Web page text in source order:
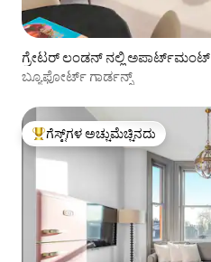
ಗ್ರೇಟರ್ ಲಂಡನ್ ನಲ್ಲಿ ಅಪಾರ್ಟ್‌ಮಂಟ್
ಬ್ಯೂಫೋರ್ಟ್ ಗಾರ್ಡನ್ಸ್
ಗೆಸ್ಟ್‌ಗಳಿಗೆ ಅತಿ ಹೆಚ್ಚು ಅಚ್ಚುಮೆಚ್ಚಿನದು
ಗೆಸ್ಟ್‌ಗಳ ಅಚ್ಚುಮೆಚ್ಚಿನದು